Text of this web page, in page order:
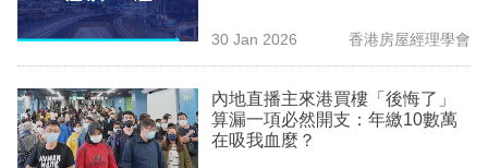
理
商
業
30 Jan 2026 香港房屋經理學會
內地直播主來港買樓「後悔了」
算漏一項必然開支：年繳10數萬
在吸我血麼？